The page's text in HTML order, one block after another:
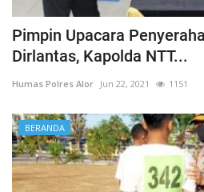
Pimpin Upacara
Dirlantas, Kapolda NTT...
Humas Polres Alor Jun 22, 2021 1151
BERANDA